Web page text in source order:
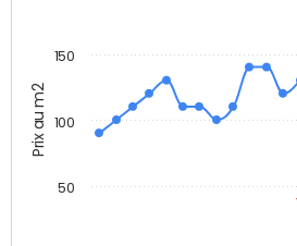
Prix au m2
50
100
150